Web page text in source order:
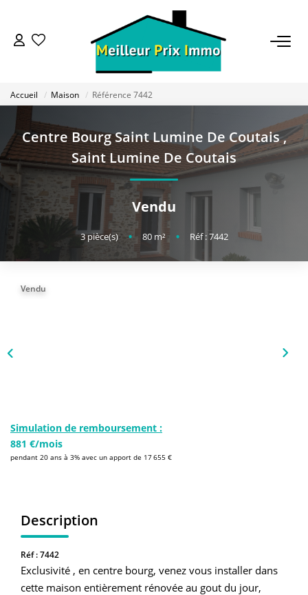
ACHETER
LOUER
VENDRE
ESTIMER
BAILLEUR
Accueil Maison Référence 7442
Centre Bourg Saint Lumine De Coutais,
Saint Lumine De Coutais
Vendu
3pièce(s) • 80m² • Réf : 7442
Vendu
Simulation de remboursement :
881 €/mois
pendant 20 ans à 3% avec un apport de 17 655 €
Description
Réf : 7442
Exclusivité , en centre bourg, venez vous installer dans
cette maison entièrement rénovée au gout du jour,